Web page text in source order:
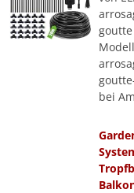
goutte
bei